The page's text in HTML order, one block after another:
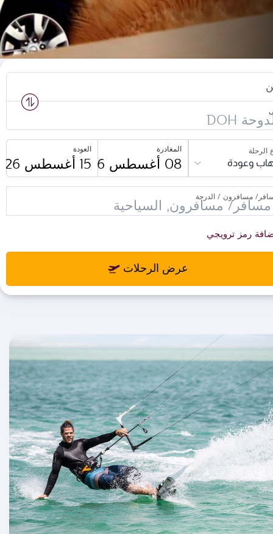
الرحلة
وعودة
المغادرة العودة
مسافرون / الدرجة
رمز ترويجي
عرض الرحلات